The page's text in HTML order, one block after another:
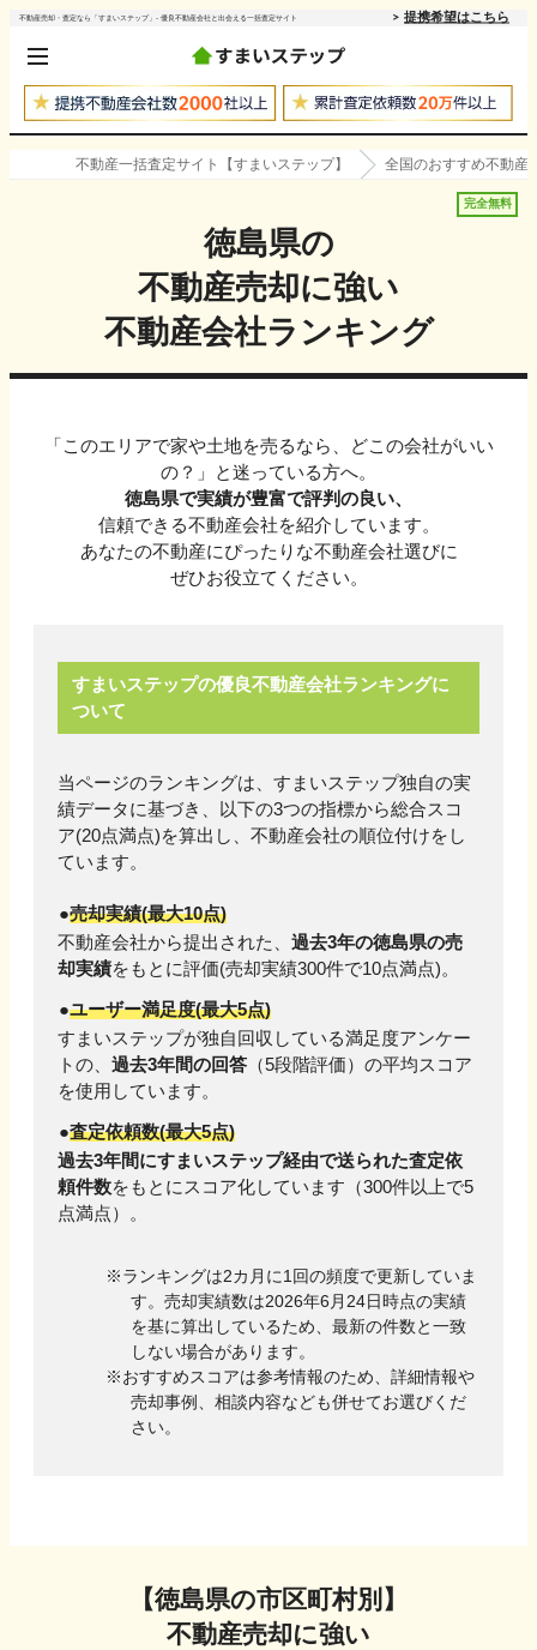
不動産売却・査定なら「すまいステップ」- 優良不動産会社と出会える一括査定サイト 提携希望はこちら
不動産一括査定サイト【すまいステップ】 全国のおすすめ不動産
完全無料
徳島県の
不動産売却に強い
不動産会社ランキング
「このエリアで家や土地を売るなら、どこの会社がいい
の？」と迷っている方へ。
徳島県で実績が豊富で評判の良い、
信頼できる不動産会社を紹介しています。
あなたの不動産にぴったりな不動産会社選びに
ぜひお役立てください。
すまいステップの優良不動産会社ランキングに
ついて
当ページのランキングは、すまいステップ独自の実
績データに基づき、以下の3つの指標から総合スコ
ア(20点満点)を算出し、不動産会社の順位付けをし
ています。
売却実績(最大10点)
不動産会社から提出された、 過去3年の徳島県の売
却実績をもとに評価(売却実績300件で10点満点)。
ユーザー満足度(最大5点)
すまいステップが独自回収している満足度アンケー
トの、 過去3年間の回答 （5段階評価）の平均スコア
を使用しています。
査定依頼数(最大5点)
過去3年間にすまいステップ経由で送られた査定依
頼件数をもとにスコア化しています（300件以上で5
点満点）。
ランキングは2カ月に1回の頻度で更新していま
す。売却実績数は2026年6月24日時点の実績
を基に算出しているため、最新の件数と一致
しない場合があります。
おすすめスコアは参考情報のため、詳細情報や
売却事例、相談内容なども併せてお選びくだ
さい。
【徳島県の市区町村別】
不動産売却に強い